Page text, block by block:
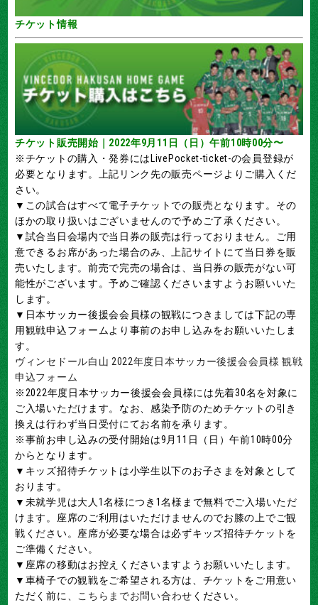
チケット情報
チケット販売開始｜2022年9月11日（日）午前10時00分〜
※チケットの購入・発券にはLivePocket-ticket-の会員登録が
必要となります。上記リンク先の販売ページよりご購入くだ
さい。
▼この試合はすべて電子チケットでの販売となります。その
ほかの取り扱いはございませんので予めご了承ください。
▼試合当日会場内で当日券の販売は行っておりません。ご用
意できるお席があった場合のみ、上記サイトにて当日券を販
売いたします。前売で完売の場合は、当日券の販売がない可
能性がございます。予めご確認くださいますようお願いいた
します。
▼日本サッカー後援会会員様の観戦につきましては下記の専
用観戦申込フォームより事前のお申し込みをお願いいたしま
す。
ヴィンセドール白山 2022年度日本サッカー後援会会員様 観戦
申込フォーム
※2022年度日本サッカー後援会会員様には先着30名を対象に
ご入場いただけます。なお、感染予防のためチケットの引き
換えは行わず当日受付にてお名前を承ります。
※事前お申し込みの受付開始は9月11日（日）午前10時00分
からとなります。
▼キッズ招待チケットは小学生以下のお子さまを対象として
おります。
▼未就学児は大人1名様につき1名様まで無料でご入場いただ
けます。座席のご利用はいただけませんのでお膝の上でご観
戦ください。座席が必要な場合は必ずキッズ招待チケットを
ご準備ください。
▼座席の移動はお控えくださいますようお願いいたします。
▼車椅子での観戦をご希望される方は、チケットをご用意い
ただく前に、 こちらまでお問い合わせ ください。